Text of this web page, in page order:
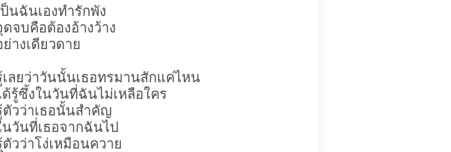
ป็นฉันเองทำรักพัง
ดจบคือต้องอ้างว้าง
ย่างเดียวดาย
เลยว่าวันนั้นเธอทรมานสักแค่ไหน
ด้รู้ซึ้งในวันที่ฉันไม่เหลือใคร
ตัวว่าเธอนั้นสำคัญ
นวันที่เธอจากฉันไป
ตัวว่าโง่เหมือนควาย